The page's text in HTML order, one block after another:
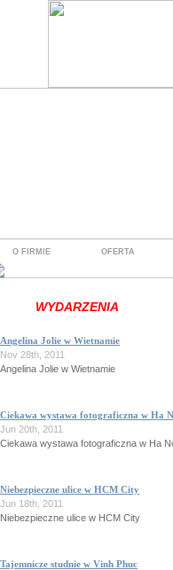
O FIRMIE OFERTA
WYDARZENIA
Angelina Jolie w Wietnamie
Nov 28th, 2011
Angelina Jolie w Wietnamie
Ciekawa wystawa fotograficzna w Ha
Jun 20th, 2011
Ciekawa wystawa fotograficzna w Ha
Niebezpieczne ulice w HCM City
Jun 18th, 2011
Niebezpieczne ulice w HCM City
Tajemnicze studnie w Vinh Phuc